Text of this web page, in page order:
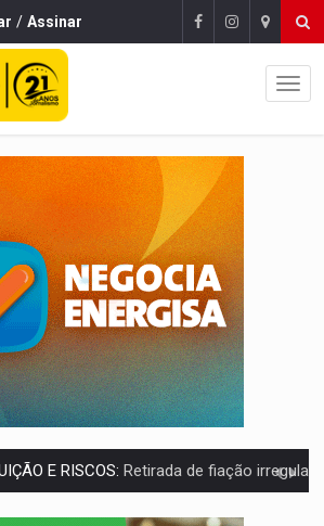
/ Assinar
Armado com machado, homem ameaça matar sobrinha grávida e
DO CRIME:Homem é espancado por facção criminosa